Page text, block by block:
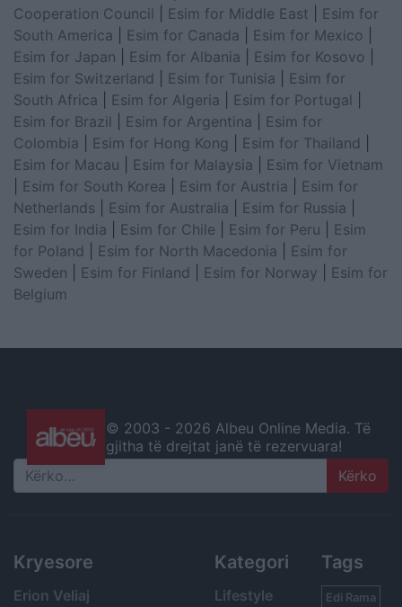
Cooperation Council
Esim for Middle East
Esim for
South America
Esim for Canada Esim for Mexico
Esim for Japan
Esim for Albania Esim for Kosovo
Esim for Switzerland
Esim for Tunisia
Esim for
South Africa
Esim for Algeria Esim for Portugal
Esim for Brazil
Esim for Argentina
Esim for
Colombia
Esim for Hong Kong Esim for Thailand
Esim for Macau
Esim for Malaysia
Esim for Vietnam
Esim for South Korea Esim for Austria
Esim for
Netherlands
Esim for Australia Esim for Russia
Esim for India
Esim for Chile Esim for Peru
Esim
for Poland
Esim for North Macedonia
Esim for
Sweden
Esim for Finland Esim for Norway
Esim for
Belgium
© 2003 - 2026 Albeu Online Media. Të
gjitha të drejtat janë të rezervuara!
Search
Kryesore
Erion Veliaj
Kategori
Lifestyle
Tags
Edi Rama